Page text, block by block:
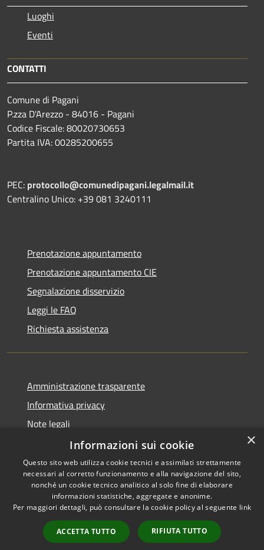
Luoghi
Eventi
CONTATTI
Comune di Pagani
P.zza D'Arezzo - 84016 - Pagani
Codice Fiscale: 80020730653
Partita IVA: 00285200655
PEC: protocollo@comunedipagani.legalmail.it
Centralino Unico: +39 081 3240111
Prenotazione appuntamento
Prenotazione appuntamento CIE
Segnalazione disservizio
Leggi le FAQ
Richiesta assistenza
Amministrazione trasparente
Informativa privacy
Note legali
Dichiarazione di accessibilità
RSS
Accessibilità
Copyright © 2026 • Comune di
Municipium•
Accesso
redazione
×
Informazioni sui cookie
Questo sito web utilizza cookie tecnici e assimilati strettamente
necessari al corretto funzionamento e alla navigazione del sito,
nonché un cookie tecnico analitico al solo fine di elaborare
informazioni statistiche, aggregate e anonime.
Per maggiori dettagli, può consultare la cookie policy al seguente link
ACCETTA TUTTO RIFIUTA TUTTO